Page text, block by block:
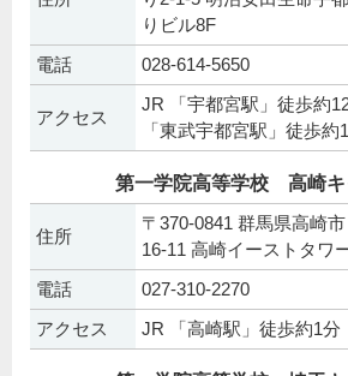
りビル8F
電話 028-614-5650
アクセス
JR 「宇都宮駅」徒歩約
「東武宇都宮駅」徒歩約
第一学院高等学校 高崎キ
住所
〒370-0841 群馬県高崎
16-11 高崎イーストタワ
電話
027-310-2270
アクセス
JR 「高崎駅」徒歩約1分